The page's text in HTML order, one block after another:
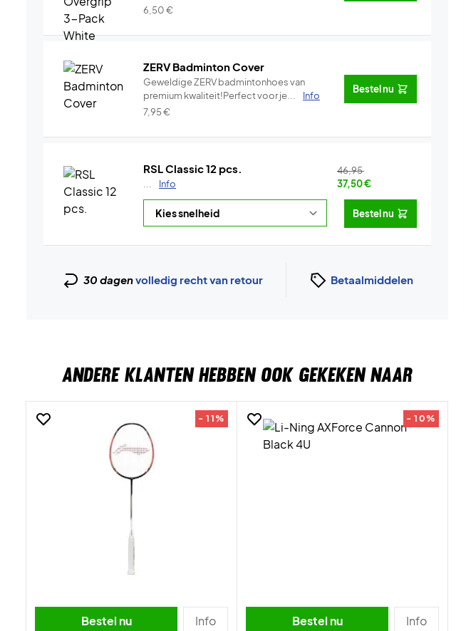
6,50€
ZERV Badminton Cover
Geweldige ZERV badmintonhoes van
premium kwaliteit!Perfect voor je...
Info
7,95€
Bestel nu
RSL Classic 12 pcs.
Info
46,95
37,50€
Bestel nu
30 dagenvolledig recht van retour Betaalmiddelen
ANDERE KLANTEN HEBBEN OOK GEKEKEN NAAR
- 11%
Bestel nu Info
- 10%
Bestel nu Info